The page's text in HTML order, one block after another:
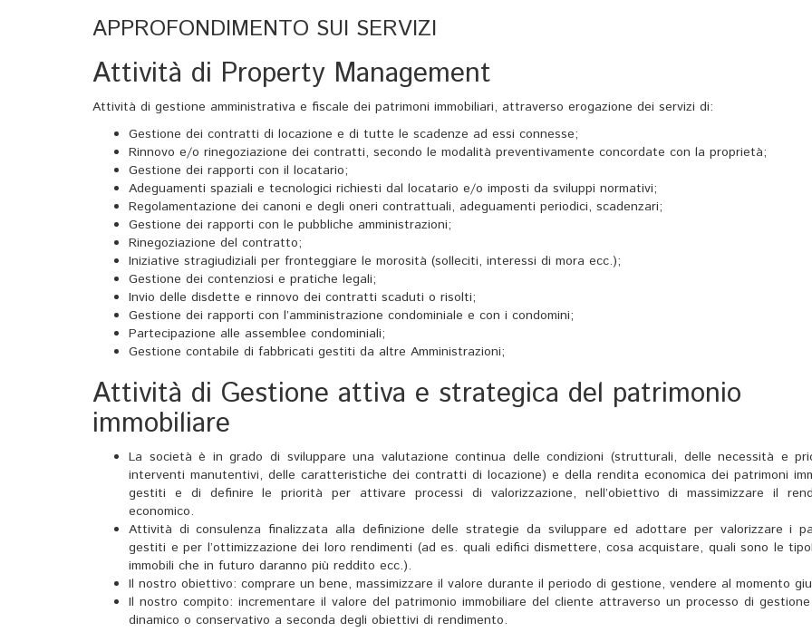
APPROFONDIMENTO SUI SERVIZI
Attività di Property Management
Attività di gestione amministrativa e fiscale dei patrimoni immobiliari, attraverso erogazione dei servizi di:
Gestione dei contratti di locazione e di tutte le scadenze ad essi connesse;
Rinnovo e/o rinegoziazione dei contratti, secondo le modalità preventivamente concordate con la proprietà;
Gestione dei rapporti con il locatario;
Adeguamenti spaziali e tecnologici richiesti dal locatario e/o imposti da sviluppi normativi;
Regolamentazione dei canoni e degli oneri contrattuali, adeguamenti periodici, scadenzari;
Gestione dei rapporti con le pubbliche amministrazioni;
Rinegoziazione del contratto;
Iniziative stragiudiziali per fronteggiare le morosità (solleciti, interessi di mora ecc.);
Gestione dei contenziosi e pratiche legali;
Invio delle disdette e rinnovo dei contratti scaduti o risolti;
Gestione dei rapporti con l’amministrazione condominiale e con i condomini;
Partecipazione alle assemblee condominiali;
Gestione contabile di fabbricati gestiti da altre Amministrazioni;
Attività di Gestione attiva e strategica del patrimonio
immobiliare
La società è in grado di sviluppare una valutazione continua delle condizioni (strutturali, delle necessità e
interventi manutentivi, delle caratteristiche dei contratti di locazione) e della rendita economica dei patrimoni
gestiti e di definire le priorità per attivare processi di valorizzazione, nell’obiettivo di massimizzare il
economico.
Attività di consulenza finalizzata alla definizione delle strategie da sviluppare ed adottare per valorizzare i
gestiti e per l’ottimizzazione dei loro rendimenti (ad es. quali edifici dismettere, cosa acquistare, quali sono le
immobili che in futuro daranno più reddito ecc.).
Il nostro obiettivo: comprare un bene, massimizzare il valore durante il periodo di gestione, vendere al momento
Il nostro compito: incrementare il valore del patrimonio immobiliare del cliente attraverso un processo di
dinamico o conservativo a seconda degli obiettivi di rendimento.